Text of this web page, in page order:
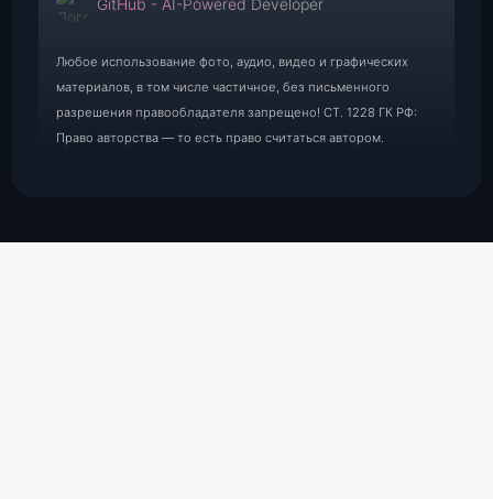
GitHub - AI-Powered Developer
Любое использование фото, аудио, видео и графических
материалов, в том числе частичное, без письменного
разрешения правообладателя запрещено! СТ. 1228 ГК РФ:
Право авторства — то есть право считаться автором.